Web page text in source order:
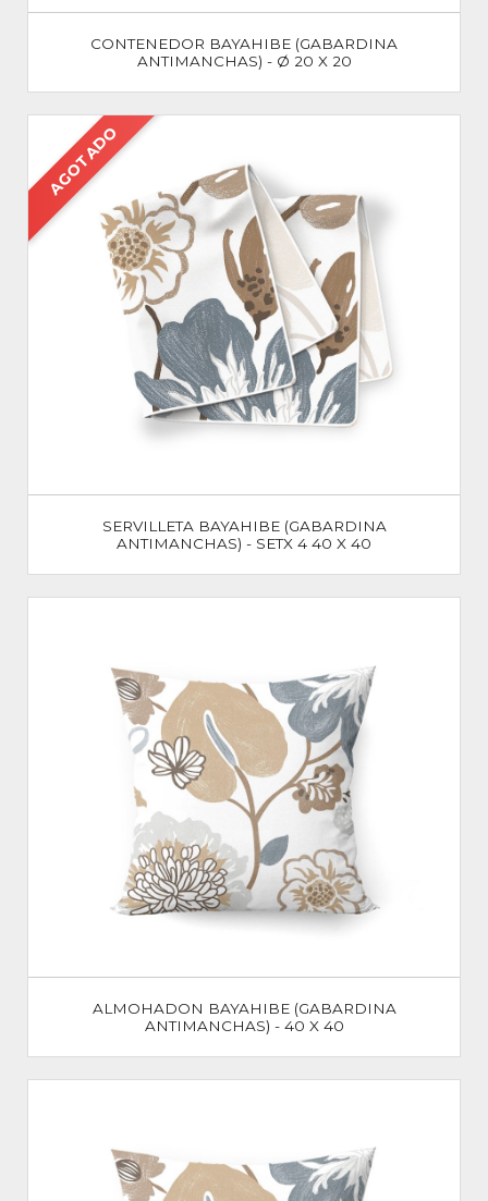
CONTENEDOR BAYAHIBE (GABARDINA
ANTIMANCHAS) - Ø 20 X 20
AGOTADO
SERVILLETA BAYAHIBE (GABARDINA
ANTIMANCHAS) - SETX 4 40 X 40
ALMOHADON BAYAHIBE (GABARDINA
ANTIMANCHAS) - 40 X 40